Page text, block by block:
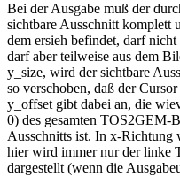
Bei der Ausgabe muß der
sichtbare Ausschnitt komplett
dem ersieh befindet, darf
darf aber teilweise aus dem
y_size, wird der sichtbare
so verschoben, daß der
y_offset gibt dabei an, die
0) des gesamten TOS2GEM-
Ausschnitts ist. In x-Richtung
hier wird immer nur der linke
dargestellt (wenn die